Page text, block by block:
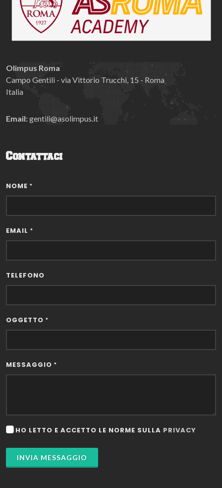
Olimpus Roma
Campo Gentili - via Vittorio Trucchi, 15 - Roma
Italia
Email:gentili@asolimpus.it
Contattaci
NOME *
EMAIL *
TELEFONO
OGGETTO *
MESSAGGIO *
HO LETTO E ACCETTO LE NORME SULLA PRIVACY
INVIA MESSAGGIO